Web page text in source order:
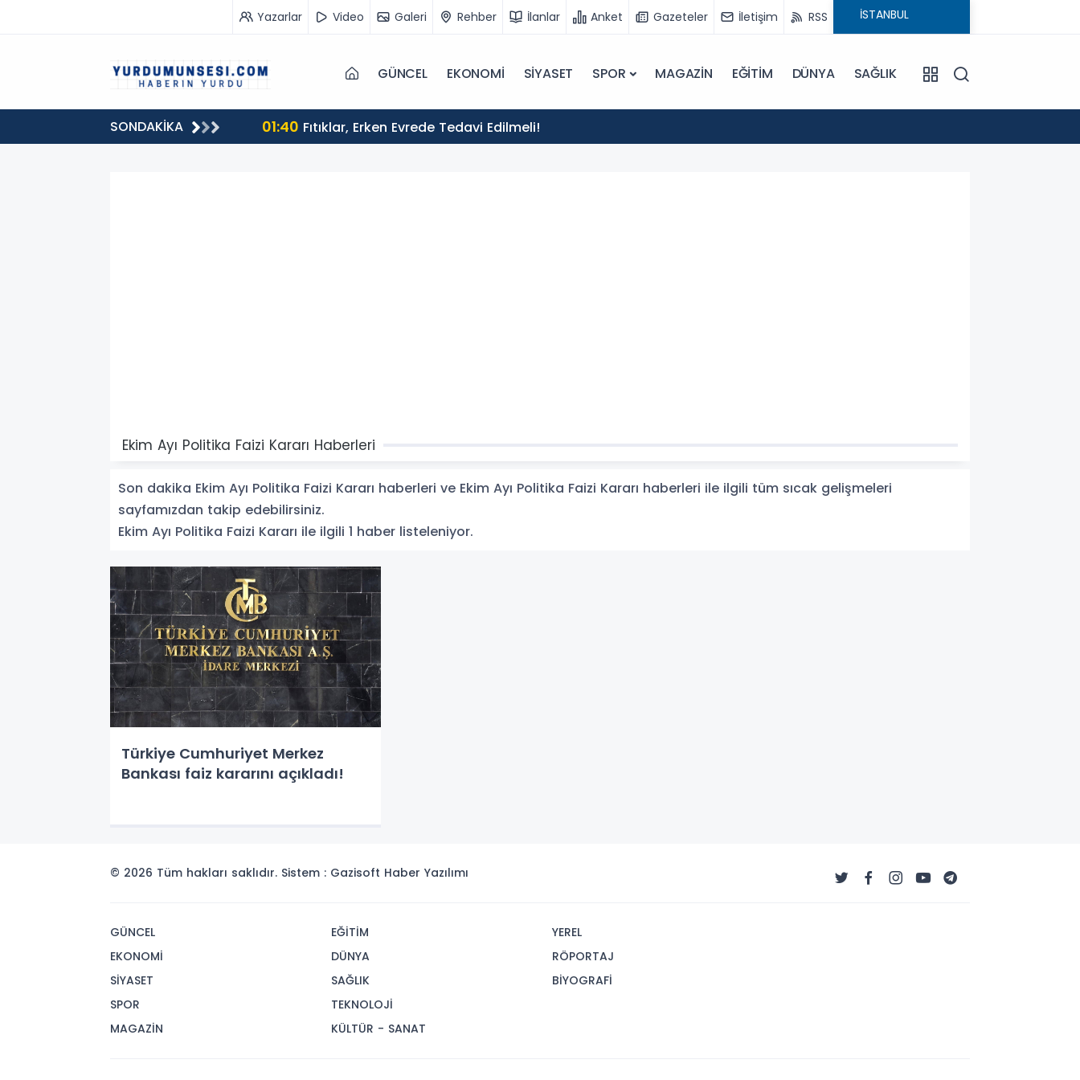
Yazarlar Video Galeri Rehber İlanlar Anket Gazeteler İletişim RSS
GÜNCEL EKONOMİ SİYASET SPOR MAGAZİN EĞİTİM DÜNYA SAĞLIK
SONDAKİKA 01:40 Fıtıklar, Erken Evrede Tedavi Edilmeli!
Ekim Ayı Politika Faizi Kararı Haberleri
Son dakika Ekim Ayı Politika Faizi Kararı haberleri ve Ekim Ayı Politika Faizi Kararı haberleri ile ilgili tüm sıcak gelişmeleri
sayfamızdan takip edebilirsiniz.
Ekim Ayı Politika Faizi Kararı ile ilgili 1 haber listeleniyor.
Türkiye Cumhuriyet Merkez
Bankası faiz kararını açıkladı!
© 2026 Tüm hakları saklıdır. Sistem : Gazisoft Haber Yazılımı
GÜNCEL
EKONOMİ
SİYASET
SPOR
MAGAZİN
EĞİTİM
DÜNYA
SAĞLIK
TEKNOLOJİ
KÜLTÜR - SANAT
YEREL
RÖPORTAJ
BİYOGRAFİ